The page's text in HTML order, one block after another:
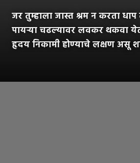
जर तुम्हाला जास्त श्रम न करता
पायऱ्या चढल्यावर लवकर थकवा
हृदय निकामी होण्याचे लक्षण असू